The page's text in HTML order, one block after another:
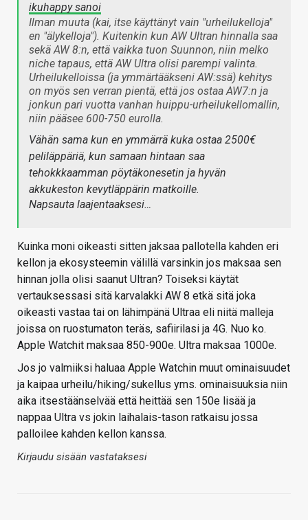
ikuhappy sanoi
Ilman muuta (kai, itse käyttänyt vain "urheilukelloja"
en "älykelloja"). Kuitenkin kun AW Ultran hinnalla saa
sekä AW 8:n, että vaikka tuon Suunnon, niin melko
niche tapaus, että AW Ultra olisi parempi valinta.
Urheilukelloissa (ja ymmärtääkseni AW:ssä) kehitys
on myös sen verran pientä, että jos ostaa AW7:n ja
jonkun pari vuotta vanhan huippu-urheilukellomallin,
niin pääsee 600-750 eurolla.
Vähän sama kun en ymmärrä kuka ostaa 2500€
peliläppäriä, kun samaan hintaan saa
tehokkkaamman pöytäkonesetin ja hyvän
akkukeston kevytläppärin matkoille.
Napsauta laajentaaksesi…
Kuinka moni oikeasti sitten jaksaa pallotella kahden eri
kellon ja ekosysteemin välillä varsinkin jos maksaa sen
hinnan jolla olisi saanut Ultran? Toiseksi käytät
vertauksessasi sitä karvalakki AW 8 etkä sitä joka
oikeasti vastaa tai on lähimpänä Ultraa eli niitä malleja
joissa on ruostumaton teräs, safiirilasi ja 4G. Nuo ko.
Apple Watchit maksaa 850-900e. Ultra maksaa 1000e.
Jos jo valmiiksi haluaa Apple Watchin muut ominaisuudet
ja kaipaa urheilu/hiking/sukellus yms. ominaisuuksia niin
aika itsestäänselvää että heittää sen 150e lisää ja
nappaa Ultra vs jokin laihalais-tason ratkaisu jossa
palloilee kahden kellon kanssa.
Kirjaudu sisään vastataksesi